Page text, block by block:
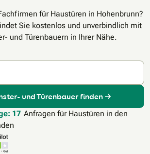
für Haustüren in Hohenbrunn?
Sie kostenlos und unverbindlich mit
und Türenbauern in Ihrer Nähe.
und Türenbauer finden
17 Anfragen für Haustüren in den